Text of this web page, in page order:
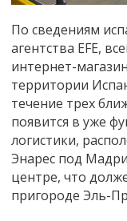
По сведениям
агентства EFE,
интернет-
территории
течение трех
появится в уже
логистики,
Энарес под
центре, что
пригороде Эль-